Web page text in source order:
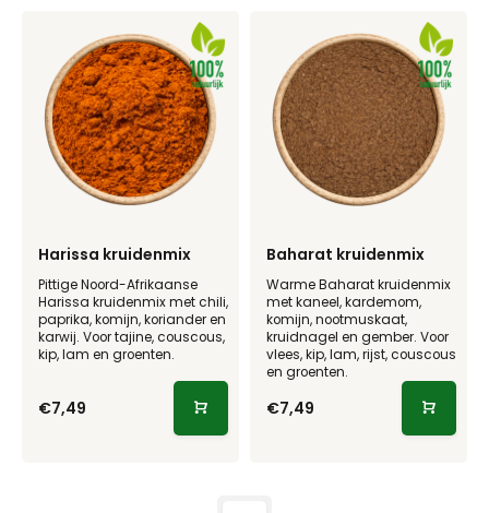
Harissa kruidenmix
Pittige Noord-Afrikaanse
Harissa kruidenmix met chili,
paprika, komijn, koriander en
karwij. Voor tajine, couscous,
kip, lam en groenten.
€7,49
Baharat kruidenmix
Warme Baharat kruidenmix
met kaneel, kardemom,
komijn, nootmuskaat,
kruidnagel en gember. Voor
vlees, kip, lam, rijst, couscous
en groenten.
€7,49